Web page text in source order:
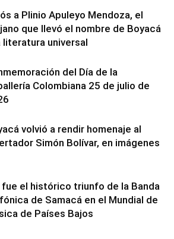
a Plinio Apuleyo Mendoza, el
que llevó el nombre de Boyacá
literatura universal
del Día de la
Colombiana 25 de julio de
volvió a rendir homenaje al
Simón Bolívar, en imágenes
fue el histórico triunfo de la Banda
de Samacá en el Mundial de
de Países Bajos